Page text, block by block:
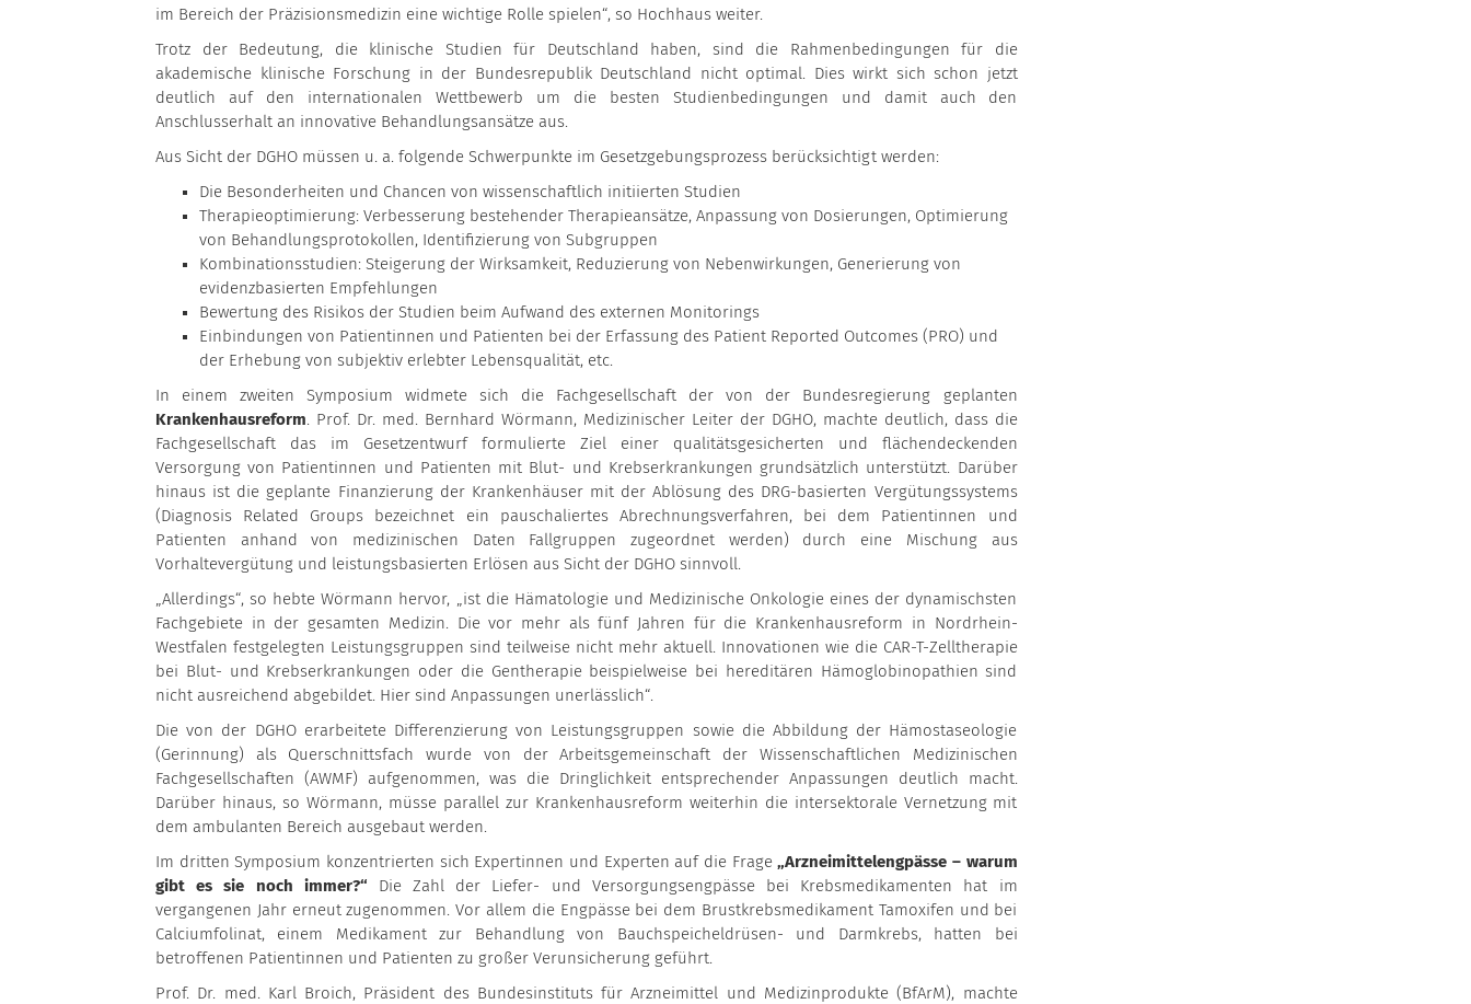
im Bereich der Präzisionsmedizin eine wichtige Rolle spielen“, so Hochhaus weiter.
Trotz der Bedeutung, die klinische Studien für Deutschland haben, sind die Rahmenbedingungen für die
akademische klinische Forschung in der Bundesrepublik Deutschland nicht optimal. Dies wirkt sich schon jetzt
deutlich auf den internationalen Wettbewerb um die besten Studienbedingungen und damit auch den
Anschlusserhalt an innovative Behandlungsansätze aus.
Aus Sicht der DGHO müssen u. a. folgende Schwerpunkte im Gesetzgebungsprozess berücksichtigt werden:
Die Besonderheiten und Chancen von wissenschaftlich initiierten Studien
Therapieoptimierung: Verbesserung bestehender Therapieansätze, Anpassung von Dosierungen, Optimierung
von Behandlungsprotokollen, Identifizierung von Subgruppen
Kombinationsstudien: Steigerung der Wirksamkeit, Reduzierung von Nebenwirkungen, Generierung von
evidenzbasierten Empfehlungen
Bewertung des Risikos der Studien beim Aufwand des externen Monitorings
Einbindungen von Patientinnen und Patienten bei der Erfassung des Patient Reported Outcomes (PRO) und
der Erhebung von subjektiv erlebter Lebensqualität, etc.
In einem zweiten Symposium widmete sich die Fachgesellschaft der von der Bundesregierung geplanten
Krankenhausreform. Prof. Dr. med. Bernhard Wörmann, Medizinischer Leiter der DGHO, machte deutlich, dass die
Fachgesellschaft das im Gesetzentwurf formulierte Ziel einer qualitätsgesicherten und flächendeckenden
Versorgung von Patientinnen und Patienten mit Blut- und Krebserkrankungen grundsätzlich unterstützt. Darüber
hinaus ist die geplante Finanzierung der Krankenhäuser mit der Ablösung des DRG-basierten Vergütungssystems
(Diagnosis Related Groups bezeichnet ein pauschaliertes Abrechnungsverfahren, bei dem Patientinnen und
Patienten anhand von medizinischen Daten Fallgruppen zugeordnet werden) durch eine Mischung aus
Vorhaltevergütung und leistungsbasierten Erlösen aus Sicht der DGHO sinnvoll.
„Allerdings“, so hebte Wörmann hervor, „ist die Hämatologie und Medizinische Onkologie eines der dynamischsten
Fachgebiete in der gesamten Medizin. Die vor mehr als fünf Jahren für die Krankenhausreform in Nordrhein-
Westfalen festgelegten Leistungsgruppen sind teilweise nicht mehr aktuell. Innovationen wie die CAR-T-Zelltherapie
bei Blut- und Krebserkrankungen oder die Gentherapie beispielweise bei hereditären Hämoglobinopathien sind
nicht ausreichend abgebildet. Hier sind Anpassungen unerlässlich“.
Die von der DGHO erarbeitete Differenzierung von Leistungsgruppen sowie die Abbildung der Hämostaseologie
(Gerinnung) als Querschnittsfach wurde von der Arbeitsgemeinschaft der Wissenschaftlichen Medizinischen
Fachgesellschaften (AWMF) aufgenommen, was die Dringlichkeit entsprechender Anpassungen deutlich macht.
Darüber hinaus, so Wörmann, müsse parallel zur Krankenhausreform weiterhin die intersektorale Vernetzung mit
dem ambulanten Bereich ausgebaut werden.
Im dritten Symposium konzentrierten sich Expertinnen und Experten auf die Frage„Arzneimittelengpässe – warum
gibt es sie noch immer?“ Die Zahl der Liefer- und Versorgungsengpässe bei Krebsmedikamenten hat im
vergangenen Jahr erneut zugenommen. Vor allem die Engpässe bei dem Brustkrebsmedikament Tamoxifen und bei
Calciumfolinat, einem Medikament zur Behandlung von Bauchspeicheldrüsen- und Darmkrebs, hatten bei
betroffenen Patientinnen und Patienten zu großer Verunsicherung geführt.
Prof. Dr. med. Karl Broich, Präsident des Bundesinstituts für Arzneimittel und Medizinprodukte (BfArM), machte